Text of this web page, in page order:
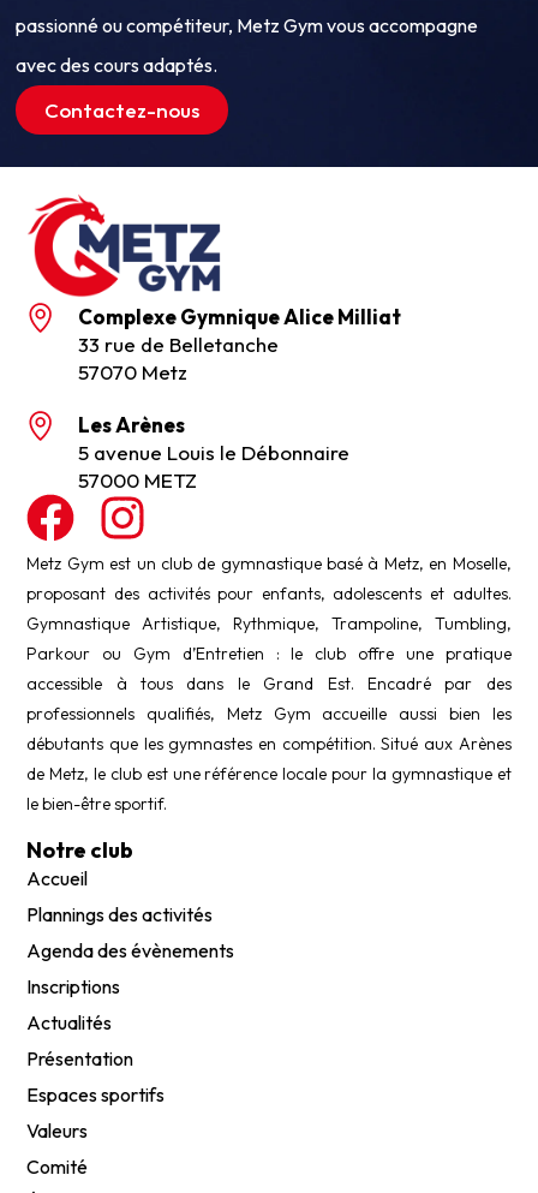
passionné ou compétiteur, Metz Gym vous accompagne
avec des cours adaptés.
Contactez-nous
Complexe Gymnique Alice Milliat
33 rue de Belletanche
57070 Metz
Les Arènes
5 avenue Louis le Débonnaire
57000 METZ
Metz Gym est un club de gymnastique basé à Metz, en Moselle,
proposant des activités pour enfants, adolescents et adultes.
Gymnastique Artistique, Rythmique, Trampoline, Tumbling,
Parkour ou Gym d’Entretien : le club offre une pratique
accessible à tous dans le Grand Est. Encadré par des
professionnels qualifiés, Metz Gym accueille aussi bien les
débutants que les gymnastes en compétition. Situé aux Arènes
de Metz, le club est une référence locale pour la gymnastique et
le bien-être sportif.
Notre club
Accueil
Plannings des activités
Agenda des évènements
Inscriptions
Actualités
Présentation
Espaces sportifs
Valeurs
Comité